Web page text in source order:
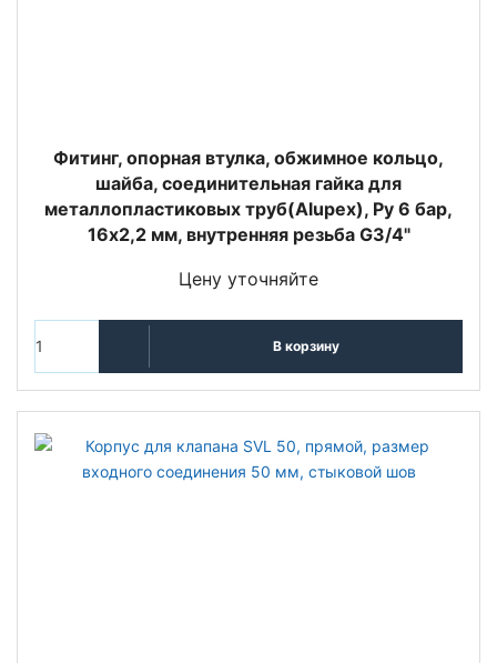
Фитинг, опорная втулка, обжимное кольцо,
шайба, соединительная гайка для
металлопластиковых труб(Alupex), Ру 6 бар,
16x2,2 мм, внутренняя резьба G3/4"
Цену уточняйте
В корзину